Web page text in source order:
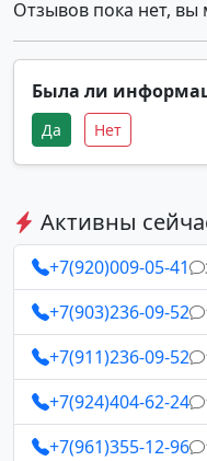
Отзывов пока нет,
Была ли
Да Нет
Активны
+7(920)009-05-41
+7(903)236-09-52
+7(911)236-09-52
+7(924)404-62-24
+7(961)355-12-96